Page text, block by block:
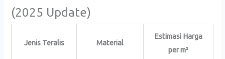
(2025 Update)
Jenis Teralis Material
Estimasi Harga
per m²